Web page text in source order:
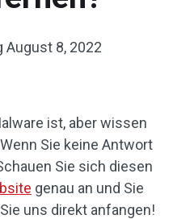
August 8, 2022
ist, aber wissen
Sie keine Antwort
Sie sich diesen
genau an und Sie
uns direkt anfangen!